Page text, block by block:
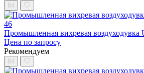
Промышленная вихревая
Цена по запросу
Рекомендуем